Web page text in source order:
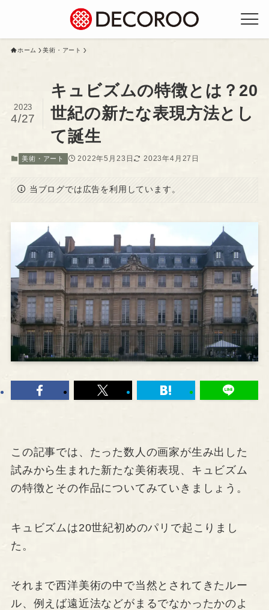
ホーム 美術・アート
キュビズムの特徴とは？20
世紀の新たな表現方法とし
て誕生
2023
4/27
美術・アート 2022年5月23日 2023年4月27日
当ブログでは広告を利用しています。
この記事では、たった数人の画家が生み出した
試みから生まれた新たな美術表現、キュビズム
の特徴とその作品についてみていきましょう。
キュビズムは20世紀初めのパリで起こりまし
た。
それまで西洋美術の中で当然とされてきたルー
ル、例えば遠近法などがまるでなかったかのよ